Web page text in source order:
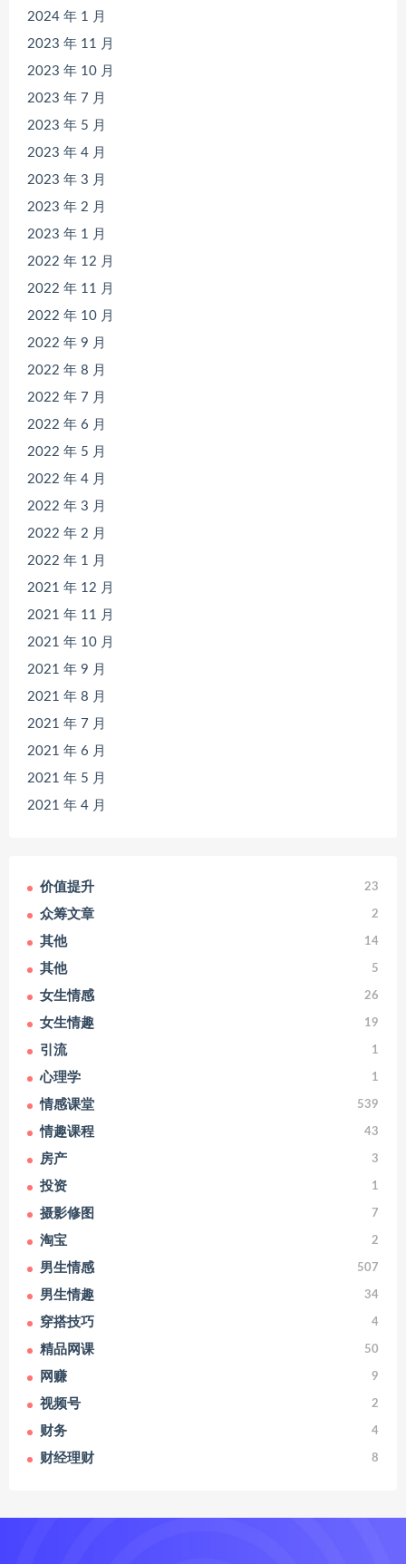
2024 年 1 月
2023 年 11 月
2023 年 10 月
2023 年 7 月
2023 年 5 月
2023 年 4 月
2023 年 3 月
2023 年 2 月
2023 年 1 月
2022 年 12 月
2022 年 11 月
2022 年 10 月
2022 年 9 月
2022 年 8 月
2022 年 7 月
2022 年 6 月
2022 年 5 月
2022 年 4 月
2022 年 3 月
2022 年 2 月
2022 年 1 月
2021 年 12 月
2021 年 11 月
2021 年 10 月
2021 年 9 月
2021 年 8 月
2021 年 7 月
2021 年 6 月
2021 年 5 月
2021 年 4 月
价值提升 23
众筹文章 2
其他 14
其他 5
女生情感 26
女生情趣 19
引流 1
心理学 1
情感课堂 539
情趣课程 43
房产 3
投资 1
摄影修图 7
淘宝 2
男生情感 507
男生情趣 34
穿搭技巧 4
精品网课 50
网赚 9
视频号 2
财务 4
财经理财 8